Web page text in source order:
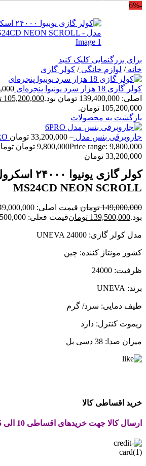
-6%
برای بزرگنمایی کلیک کنید
خانه/ لوازم خانگی/ کولر گازی
کولر گازی 18 هزار سرد یونیوا پنجره‌ای
اصلی: 139,400,000 تومان بود.
105,200,000
105,200,000 تومان.
بازگشت به محصولات
جاروبرقی بنس مدل 6PRO 33,200,000 تومان
–
9,800,000 تومان
33,200,000 تومان
MS24CD NEON SCROLL
149,000,000 تومان
بود.139,500,000 تومانقیمت فعلی: 139,500,000 تومان.
مدل کولر گازی: UNEVA 24000
کشور مونتاژ کننده: چین
ظرفیت: 24000
برند: UNEVA
طیف دمایی: سرد/ گرم
ریموت کنترل: دارد
میزان صدا: 38 دسی بل
خرید اقساطی کالا
ارسال کالا جهت خریدهای اقساطی 10 الی 15 روز کاری می باشد